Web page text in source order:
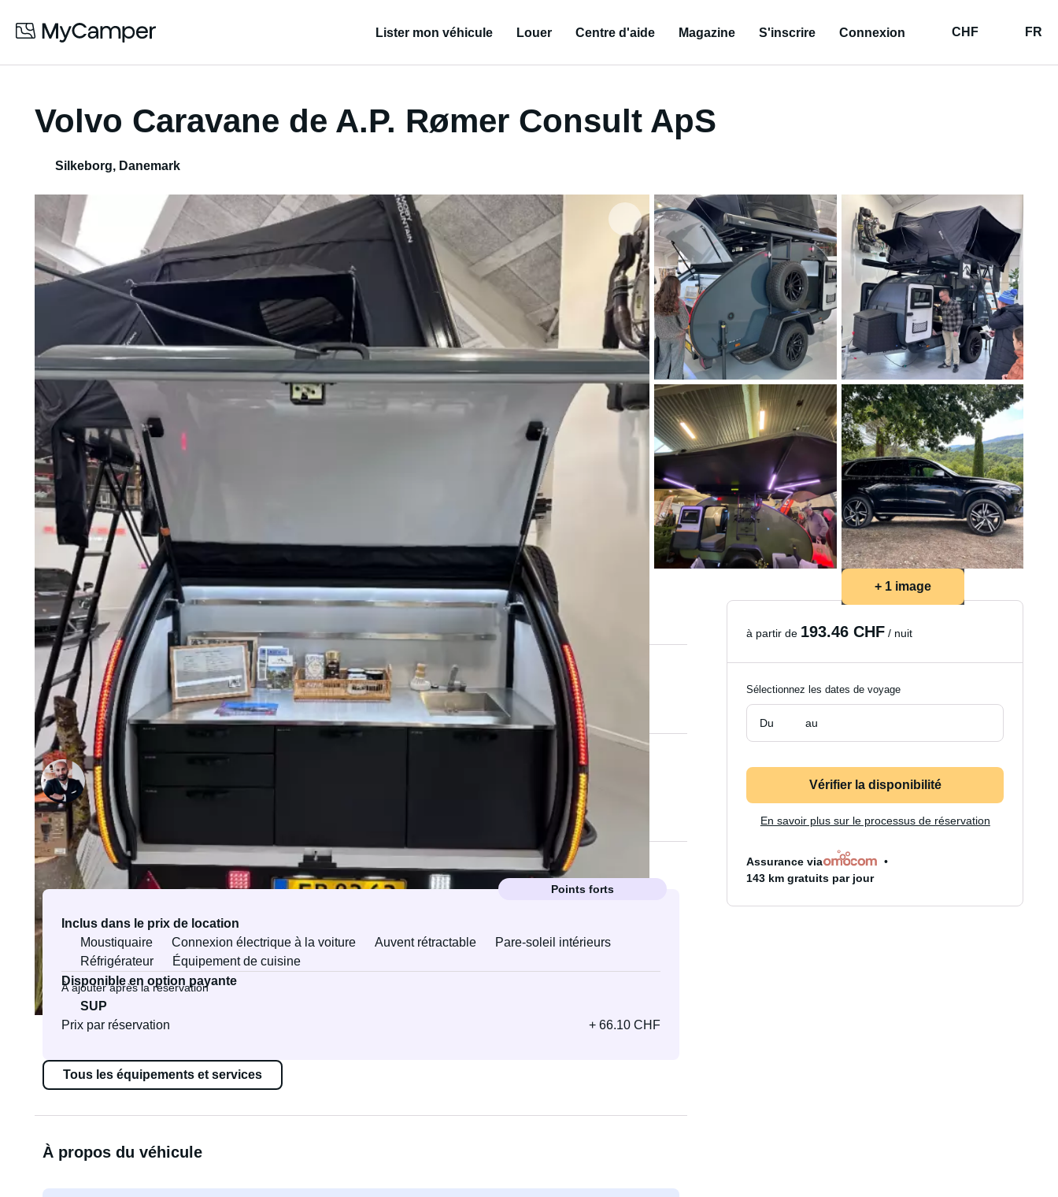
Lister mon véhicule Louer Centre d'aide Magazine S'inscrire Connexion CHF FR
Volvo Caravane de A.P. Rømer Consult ApS
Silkeborg, Danemark
+ 1 image
4 couchages
Le permis de conduire requis dépend du véhicule tracteur
Accepte les animaux de compagnie
Loué par A.P. Rømer Consult ApS
Vérification d’identité lors de la
première demande.
Équipements et services
Points forts
Inclus dans le prix de location
Moustiquaire
Connexion électrique à la voiture Auvent rétractable
Pare-soleil intérieurs
Réfrigérateur
Équipement de cuisine
Disponible en option payante
À ajouter après la réservation
SUP
Prix par réservation
+ 66.10 CHF
Tous les équipements et services
À propos du véhicule
à partir de 193.46 CHF / nuit
Sélectionnez les dates de voyage
Du au
Vérifier la disponibilité
En savoir plus sur le processus de réservation
Assurance via
143 km gratuits par jour